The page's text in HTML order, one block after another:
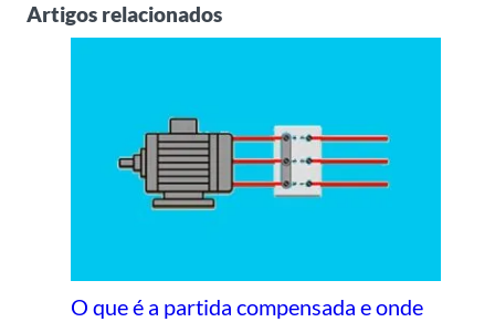
Artigos relacionados
O que é a partida compensada e onde